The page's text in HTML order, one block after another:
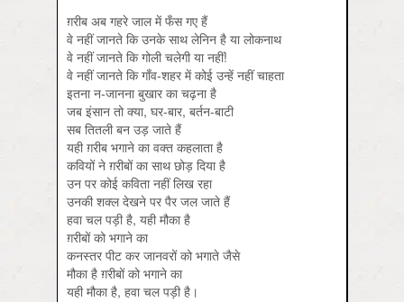
ग़रीब अब गहरे जाल में फँस गए हैं
वे नहीं जानते कि उनके साथ लेनिन है या लोकनाथ
वे नहीं जानते कि गोली चलेगी या नहीं!
वे नहीं जानते कि गाँव-शहर में कोई उन्हें नहीं चाहता
इतना न-जानना बुखार का चढ़ना है
जब इंसान तो क्या, घर-बार, बर्तन-बाटी
सब तितली बन उड़ जाते हैं
यही ग़रीब भगाने का वक्त कहलाता है
कवियों ने ग़रीबों का साथ छोड़ दिया है
उन पर कोई कविता नहीं लिख रहा
उनकी शक्ल देखने पर पैर जल जाते हैं
हवा चल पड़ी है, यही मौका है
ग़रीबों को भगाने का
कनस्तर पीट कर जानवरों को भगाते जैसे
मौका है ग़रीबों को भगाने का
यही मौका है, हवा चल पड़ी है।